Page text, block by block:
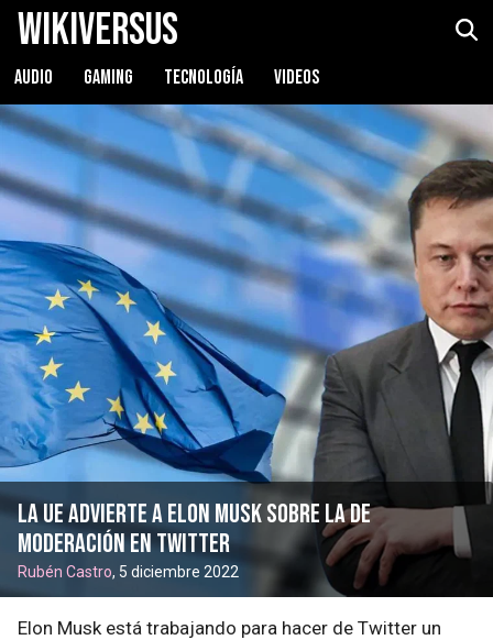
WikiVersus
AUDIO GAMING TECNOLOGÍA VIDEOS
La UE advierte a Elon Musk sobre la de
moderación en Twitter
Rubén Castro, 5 diciembre 2022
Elon Musk está trabajando para hacer de Twitter un